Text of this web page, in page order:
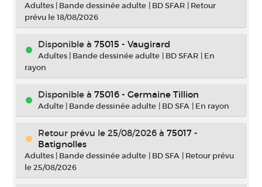
Adultes | Bande dessinée adulte | BD SFAR | Retour
prévu le 18/08/2026
Disponible à 75015 - Vaugirard
Adultes | Bande dessinée adulte | BD SFAR | En
rayon
Disponible à 75016 - Germaine Tillion
Adulte | Bande dessinée adulte | BD SFA | En rayon
Retour prévu le 25/08/2026 à 75017 -
Batignolles
Adultes | Bande dessinée adulte | BD SFA | Retour prévu
le 25/08/2026